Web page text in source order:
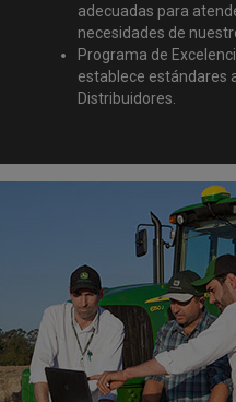
adecuadas para
necesidades de
Programa de
establece estándares
Distribuidores.